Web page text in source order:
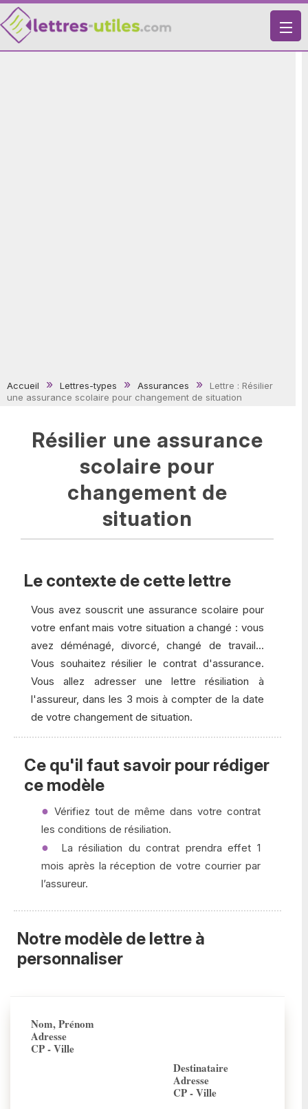
X
Accueil Lettres-types Assurances
Lettre : Résilier
une assurance scolaire pour changement de situation
Résilier une assurance
scolaire pour
changement de
situation
Le contexte de cette lettre
Vous avez souscrit une assurance scolaire pour
votre enfant mais votre situation a changé : vous
avez déménagé, divorcé, changé de travail...
Vous souhaitez résilier le contrat d'assurance.
Vous allez adresser une lettre résiliation à
l'assureur, dans les 3 mois à compter de la date
de votre changement de situation.
Ce qu'il faut savoir pour rédiger
ce modèle
Vérifiez tout de même dans votre contrat
les conditions de résiliation.
La résiliation du contrat prendra effet 1
mois après la réception de votre courrier par
l’assureur.
Notre modèle de lettre à
personnaliser
Nom, Prénom
Adresse
CP - Ville
Destinataire
Adresse
CP - Ville